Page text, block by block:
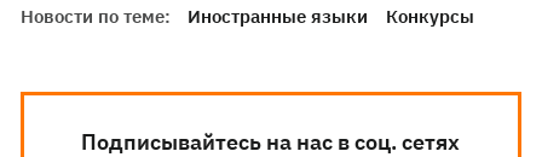
Новости по теме: Иностранные языки Конкурсы
Подписывайтесь на нас в соц. сетях